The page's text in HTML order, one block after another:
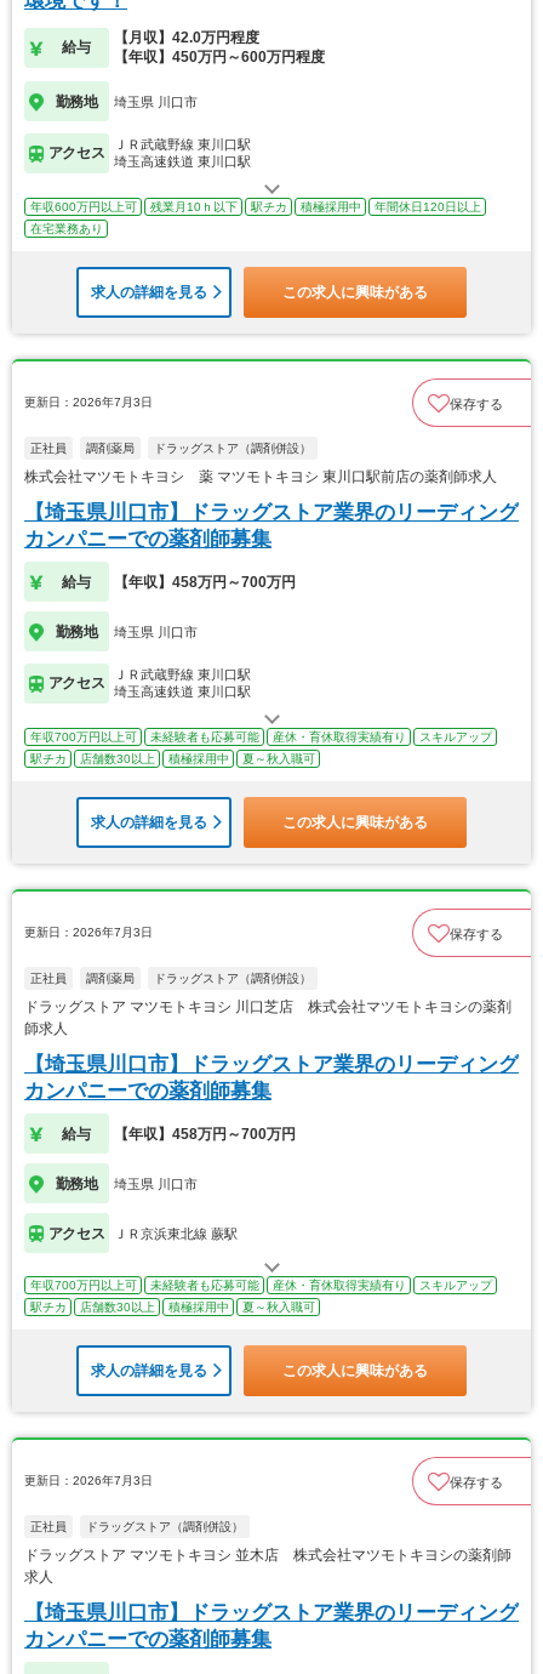
給与
【月収】42.0万円程度
【年収】450万円～600万円程度
勤務地 埼玉県 川口市
アクセス
ＪＲ武蔵野線 東川口駅
埼玉高速鉄道 東川口駅
年収600万円以上可 残業月10ｈ以下 駅チカ 積極採用中
年間休日120日以上
在宅業務あり
求人の詳細を見る この求人に興味がある
更新日：2026年7月3日 保存する
正社員 調剤薬局 ドラッグストア（調剤併設）
株式会社マツモトキヨシ 薬 マツモトキヨシ 東川口駅前店の薬剤師求人
【埼玉県川口市】ドラッグストア業界のリーディング
カンパニーでの薬剤師募集
給与 【年収】458万円～700万円
勤務地 埼玉県 川口市
アクセス
ＪＲ武蔵野線 東川口駅
埼玉高速鉄道 東川口駅
年収700万円以上可 未経験者も応募可能 産休・育休取得実績有り
スキルアップ
駅チカ
店舗数30以上 積極採用中 夏～秋入職可
求人の詳細を見る この求人に興味がある
更新日：2026年7月3日 保存する
正社員 調剤薬局 ドラッグストア（調剤併設）
ドラッグストア マツモトキヨシ 川口芝店 株式会社マツモトキヨシの薬剤
師求人
【埼玉県川口市】ドラッグストア業界のリーディング
カンパニーでの薬剤師募集
給与 【年収】458万円～700万円
勤務地 埼玉県 川口市
アクセス ＪＲ京浜東北線 蕨駅
年収700万円以上可 未経験者も応募可能 産休・育休取得実績有り
スキルアップ
駅チカ
店舗数30以上 積極採用中 夏～秋入職可
求人の詳細を見る この求人に興味がある
更新日：2026年7月3日 保存する
正社員 ドラッグストア（調剤併設）
ドラッグストア マツモトキヨシ 並木店 株式会社マツモトキヨシの薬剤師
求人
【埼玉県川口市】ドラッグストア業界のリーディング
カンパニーでの薬剤師募集